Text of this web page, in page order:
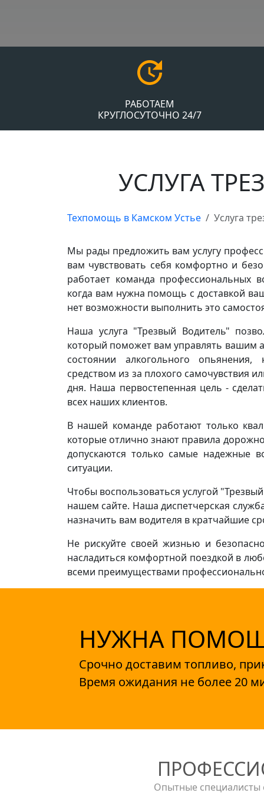
РАБОТАЕМ
КРУГЛОСУТОЧНО 24/7
УСЛУГА
Техпомощь в Камском Устье Услуга
Мы рады предложить вам услугу
вам чувствовать себя комфортно и
работает команда профессиональных
когда вам нужна помощь с доставкой
нет возможности выполнить это
Наша услуга "Трезвый Водитель"
который поможет вам управлять вашим
состоянии алкогольного
средством из за плохого самочувствия
дня. Наша первостепенная цель -
всех наших клиентов.
В нашей команде работают только
которые отлично знают правила
допускаются только самые надежные
ситуации.
Чтобы воспользоваться услугой
нашем сайте. Наша диспетчерская
назначить вам водителя в кратчайшие
Не рискуйте своей жизнью и
насладиться комфортной поездкой в
всеми преимуществами
НУЖНА
Срочно доставим топливо,
Время ожидания не более 20
Опытные специалисты